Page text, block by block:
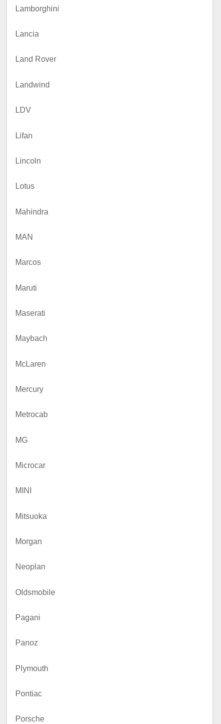
Lamborghini
Lancia
Land Rover
Landwind
LDV
Lifan
Lincoln
Lotus
Mahindra
MAN
Marcos
Maruti
Maserati
Maybach
McLaren
Mercury
Metrocab
MG
Microcar
MINI
Mitsuoka
Morgan
Neoplan
Oldsmobile
Pagani
Panoz
Plymouth
Pontiac
Porsche